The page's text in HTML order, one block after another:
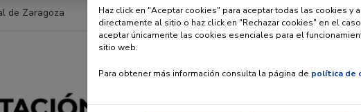
de Zaragoza
Diputación
Haz click en "Aceptar cookies" para aceptar todas las cookies y
directamente al sitio o haz click en "Rechazar cookies" en el
aceptar únicamente las cookies esenciales para el
sitio web.
Para obtener más información consulta la página de política de